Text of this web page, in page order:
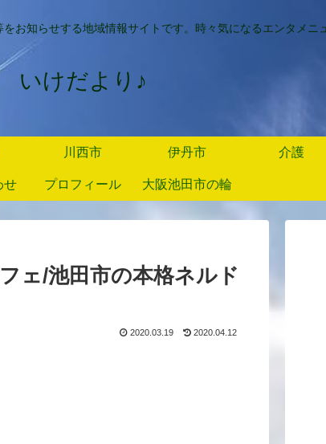
お知らせする地域情報サイトです。時々気になるエンタメニ
いけだより♪
川西市 伊丹市 介護
せ プロフィール 大阪池田市の輪
ェ/池田市の本格ネルド
2020.03.19 2020.04.12